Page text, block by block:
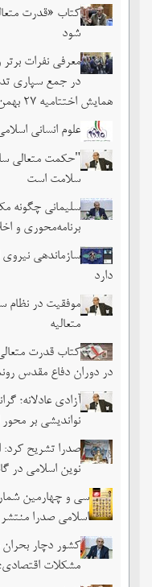
کتاب «قدرت
شود
معرفی نفرات
در جمع سپاری
همایش اختتامیه ۲۷ بهمن
علوم انسانی
"حکمت متعالی
سلامت است
سلیمانی چگونه
برنامه‌محوری و
سازماندهی
دارد
موفقیت در نظام
متعالیه
کتاب قدرت
در دوران دفاع مقدس
آزادی عادلانه؛
نواندیشی بر محور
صدرا تشریح کرد:
نوین اسلامی در
سی و چهارمین
اسلامی صدرا
کشور دچار
مشکلات